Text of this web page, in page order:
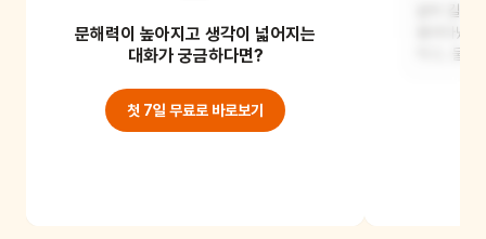
밖을 나가보았더니 덤불 속에 길을 잃은
어린 코끼리
문해력이 높아지고 생각이 넓어지는
대화가 궁금하다면?
첫 7일 무료로 바로보기
같이 길을
돌아다녔
먹고, 물놀